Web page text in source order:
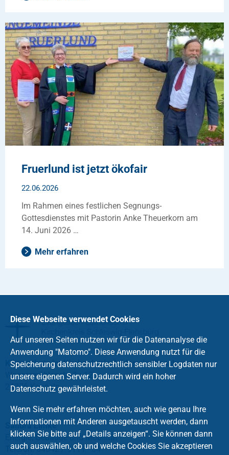
Fruerlund ist jetzt ökofair
22.06.2026
Im Rahmen eines festlichen Segnungs-
Gottesdienstes mit Pastorin Anke Theuerkorn am
14. Juni 2026 …
Mehr erfahren
Klimaschutz im Kirchenkreis Schleswig-Flensburg
Wassermühlenstraße 12
24376 Kappeln
Sandra Limke
Energie, Gebäude und Mobilität
Telefon: 04642 / 9111 - 54
Diese Webseite verwendet Cookies
Auf unseren Seiten nutzen wir für die Datenanalyse die
Anwendung "Matomo". Diese Anwendung nutzt für die
Speicherung datenschutzrechtlich sensibler Logdaten nur
unsere eigenen Server. Dadurch wird ein hoher
Datenschutz gewährleistet.
Wenn Sie mehr erfahren möchten, auch wie genau Ihre
Informationen mit Anderen ausgetauscht werden, dann
klicken Sie bitte auf „Details anzeigen“. Sie können dann
auch auswählen, ob und welche Cookies Sie akzeptieren